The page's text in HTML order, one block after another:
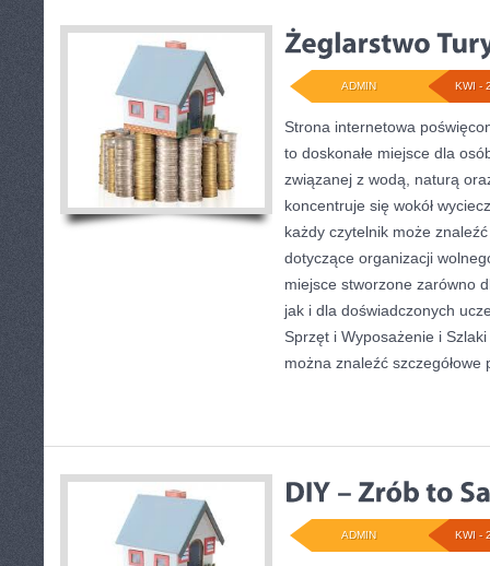
KWI -
ADMIN
Strona internetowa
to doskonałe miejsce dla
związanej z wodą, naturą
koncentruje się wokół
każdy czytelnik może
dotyczące organizacji
miejsce stworzone zarówno
jak i dla doświadczonych
Sprzęt i Wyposażenie i
można znaleźć szczegółowe
KWI -
ADMIN